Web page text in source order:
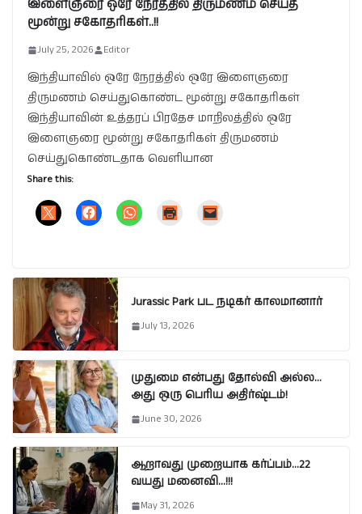
இளைஞரை ஒரே நேரத்தில் திருமணம் செய்த
மூன்று சகோதரிகள்..!!
July 25, 2026 Editor
இந்தியாவில் ஒரே நேரத்தில் ஒரே இளைஞரை
திருமணம் செய்துகொண்ட மூன்று சகோதரிகள்
இந்தியாவின் உத்தரப் பிரதேச மாநிலத்தில் ஒரே
இளைஞரை மூன்று சகோதரிகள் திருமணம்
செய்துகொண்டதாக வெளியான
Share this:
Jurassic Park பட நடிகர் காலமானார்
July 13, 2026
முதுமை என்பது தோல்வி அல்ல…
அது ஒரு பெரிய அதிர்ஷ்டம்!
June 30, 2026
ஆறாவது முறையாக கர்ப்பம்…22
வயது மனைவி…!!!
May 31, 2026